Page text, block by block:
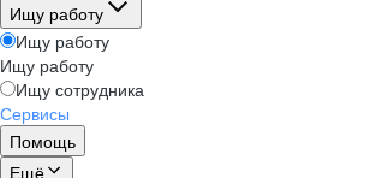
Ищу работу
Ищу работу
Ищу работу
Ищу сотрудника
Сервисы
Помощь
Ещё